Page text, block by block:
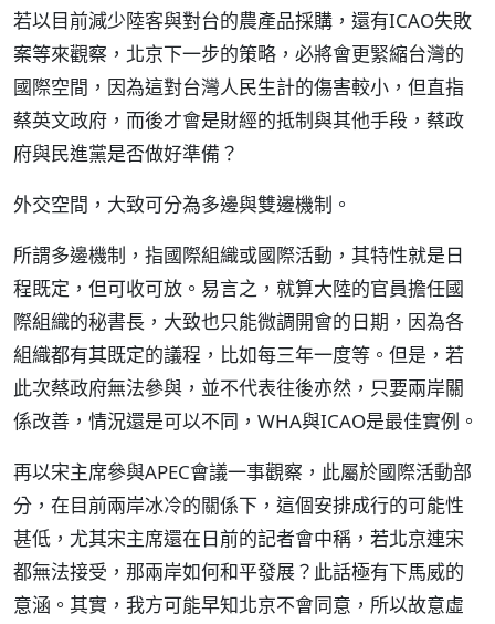
若以目前減少陸客與對台的農產品採購，還有ICAO失敗
案等來觀察，北京下一步的策略，必將會更緊縮台灣的
國際空間，因為這對台灣人民生計的傷害較小，但直指
蔡英文政府，而後才會是財經的抵制與其他手段，蔡政
府與民進黨是否做好準備？
外交空間，大致可分為多邊與雙邊機制。
所謂多邊機制，指國際組織或國際活動，其特性就是日
程既定，但可收可放。易言之，就算大陸的官員擔任國
際組織的秘書長，大致也只能微調開會的日期，因為各
組織都有其既定的議程，比如每三年一度等。但是，若
此次蔡政府無法參與，並不代表往後亦然，只要兩岸關
係改善，情況還是可以不同，WHA與ICAO是最佳實例。
再以宋主席參與APEC會議一事觀察，此屬於國際活動部
分，在目前兩岸冰冷的關係下，這個安排成行的可能性
甚低，尤其宋主席還在日前的記者會中稱，若北京連宋
都無法接受，那兩岸如何和平發展？此話極有下馬威的
意涵。其實，我方可能早知北京不會同意，所以故意虛